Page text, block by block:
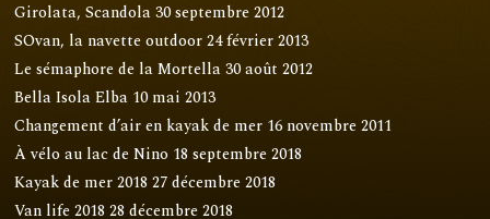
Girolata, Scandola30 septembre 2012
SOvan, la navette outdoor24 février 2013
Le sémaphore de la Mortella30 août 2012
Bella Isola Elba 10 mai 2013
Changement d’air en kayak de mer 16 novembre 2011
À vélo au lac de Nino 18 septembre 2018
Kayak de mer 2018 27 décembre 2018
Van life 2018 28 décembre 2018